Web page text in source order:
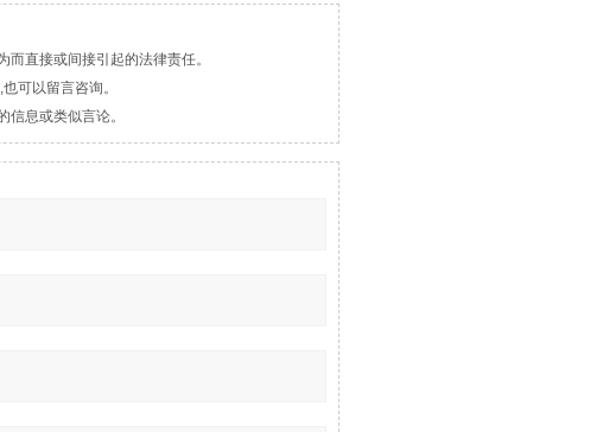
直接或间接引起的法律责任。
可以留言咨询。
息或类似言论。